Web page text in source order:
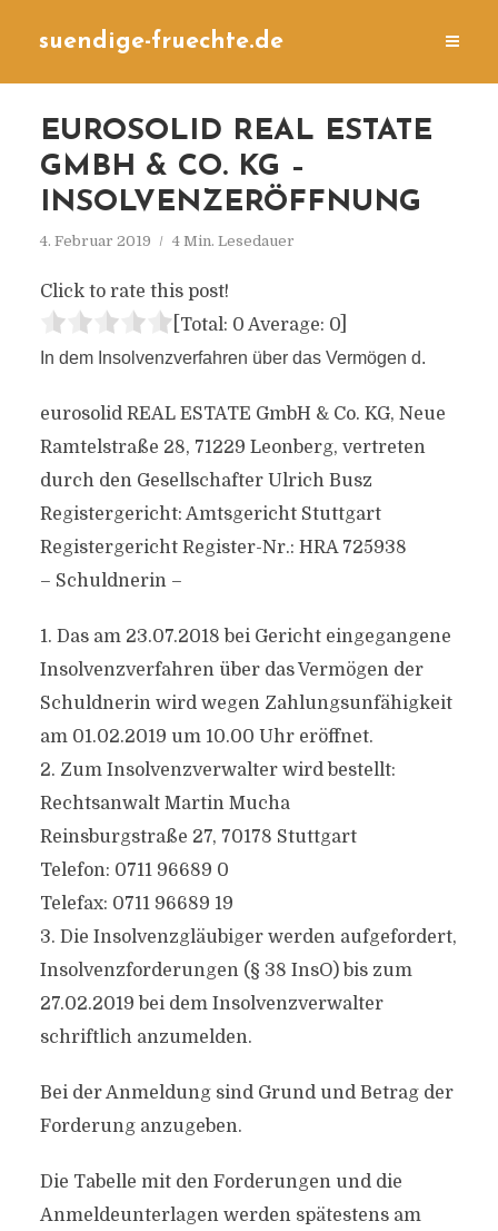
suendige-fruechte.de
EUROSOLID REAL ESTATE
GMBH & CO. KG –
INSOLVENZERÖFFNUNG
4. Februar 2019 4 Min. Lesedauer
Click to rate this post!
[Total: 0 Average: 0]
In dem Insolvenzverfahren über das Vermögen d.
eurosolid REAL ESTATE GmbH & Co. KG, Neue
Ramtelstraße 28, 71229 Leonberg, vertreten
durch den Gesellschafter Ulrich Busz
Registergericht: Amtsgericht Stuttgart
Registergericht Register-Nr.: HRA 725938
– Schuldnerin –
1. Das am 23.07.2018 bei Gericht eingegangene
Insolvenzverfahren über das Vermögen der
Schuldnerin wird wegen Zahlungsunfähigkeit
am 01.02.2019 um 10.00 Uhr eröffnet.
2. Zum Insolvenzverwalter wird bestellt:
Rechtsanwalt Martin Mucha
Reinsburgstraße 27, 70178 Stuttgart
Telefon: 0711 96689 0
Telefax: 0711 96689 19
3. Die Insolvenzgläubiger werden aufgefordert,
Insolvenzforderungen (§ 38 InsO) bis zum
27.02.2019 bei dem Insolvenzverwalter
schriftlich anzumelden.
Bei der Anmeldung sind Grund und Betrag der
Forderung anzugeben.
Die Tabelle mit den Forderungen und die
Anmeldeunterlagen werden spätestens am